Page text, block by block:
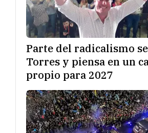
Parte del radicalismo
Torres y piensa en un
propio para 2027